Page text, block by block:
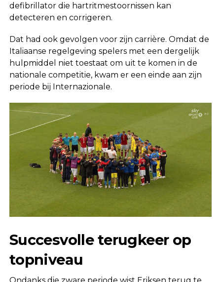
defibrillator die hartritmestoornissen kan
detecteren en corrigeren.
Dat had ook gevolgen voor zijn carrière. Omdat de
Italiaanse regelgeving spelers met een dergelijk
hulpmiddel niet toestaat om uit te komen in de
nationale competitie, kwam er een einde aan zijn
periode bij Internazionale.
Succesvolle terugkeer op
topniveau